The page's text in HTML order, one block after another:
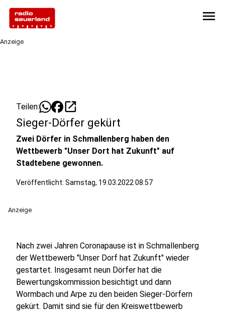
menu
Anzeige
Teilen: open_in_new
Sieger-Dörfer gekürt
Zwei Dörfer in Schmallenberg haben den
Wettbewerb "Unser Dort hat Zukunft" auf
Stadtebene gewonnen.
Veröffentlicht: Samstag, 19.03.2022 08:57
Anzeige
Nach zwei Jahren Coronapause ist in Schmallenberg
der Wettbewerb "Unser Dorf hat Zukunft" wieder
gestartet. Insgesamt neun Dörfer hat die
Bewertungskommission besichtigt und dann
Wormbach und Arpe zu den beiden Sieger-Dörfern
gekürt. Damit sind sie für den Kreiswettbewerb